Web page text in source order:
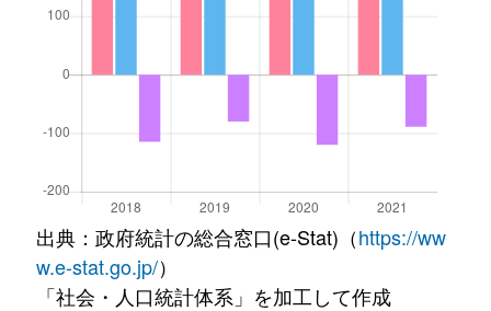
出典：政府統計の総合窓口(e-Stat)（https://ww
w.e-stat.go.jp/）
「社会・人口統計体系」を加工して作成